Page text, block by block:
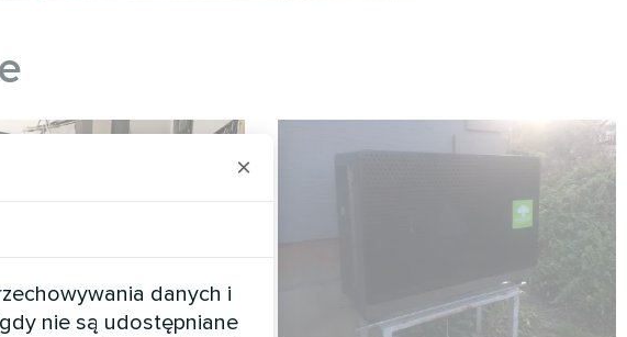
×
danych i
nie są udostępniane